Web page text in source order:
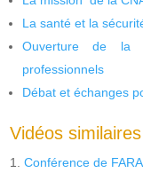
La santé et la
Ouverture de la
professionnels
Débat et échanges
Vidéos
Conférence de